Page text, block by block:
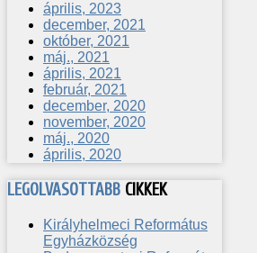
április, 2023
december, 2021
október, 2021
máj., 2021
április, 2021
február, 2021
december, 2020
november, 2020
máj., 2020
április, 2020
LEGOLVASOTTABB CIKKEK
Királyhelmeci Református
Egyházközség